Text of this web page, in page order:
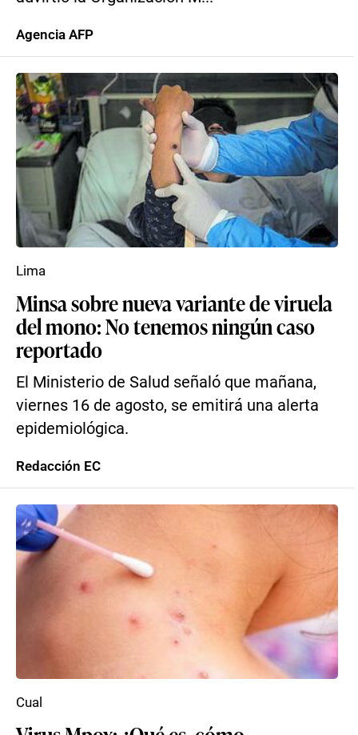
Agencia AFP
Minsa sobre nueva variante de viruela
del mono: No tenemos ningún caso
reportado
El Ministerio de Salud señaló que mañana,
viernes 16 de agosto, se emitirá una alerta
epidemiológica.
Lima
Redacción EC
Cual